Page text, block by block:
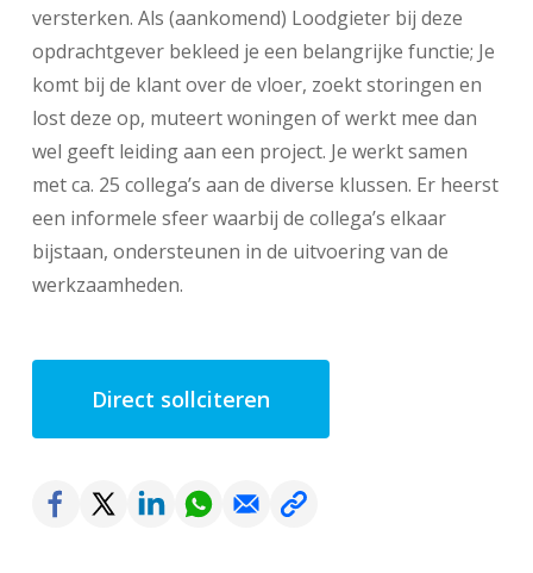
versterken. Als (aankomend) Loodgieter bij deze
opdrachtgever bekleed je een belangrijke functie; Je
komt bij de klant over de vloer, zoekt storingen en
lost deze op, muteert woningen of werkt mee dan
wel geeft leiding aan een project. Je werkt samen
met ca. 25 collega’s aan de diverse klussen. Er heerst
een informele sfeer waarbij de collega’s elkaar
bijstaan, ondersteunen in de uitvoering van de
werkzaamheden.
Direct sollciteren